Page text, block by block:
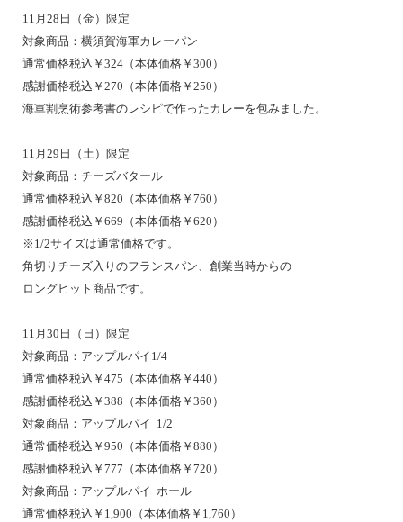
11月28日（金）限定
対象商品：横須賀海軍カレーパン
通常価格税込￥324（本体価格￥300）
感謝価格税込￥270（本体価格￥250）
海軍割烹術参考書のレシピで作ったカレーを包みました。
11月29日（土）限定
対象商品：チーズバタール
通常価格税込￥820（本体価格￥760）
感謝価格税込￥669（本体価格￥620）
※1/2サイズは通常価格です。
角切りチーズ入りのフランスパン、創業当時からの
ロングヒット商品です。
11月30日（日）限定
対象商品：アップルパイ1/4
通常価格税込￥475（本体価格￥440）
感謝価格税込￥388（本体価格￥360）
対象商品：アップルパイ 1/2
通常価格税込￥950（本体価格￥880）
感謝価格税込￥777（本体価格￥720）
対象商品：アップルパイ ホール
通常価格税込￥1,900（本体価格￥1,760）